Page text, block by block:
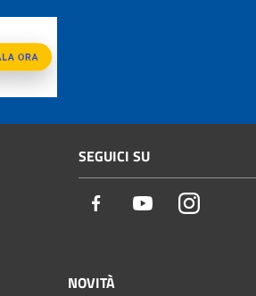
SEGUICI SU
Facebook YoutubeInstagram
NOVITÀ